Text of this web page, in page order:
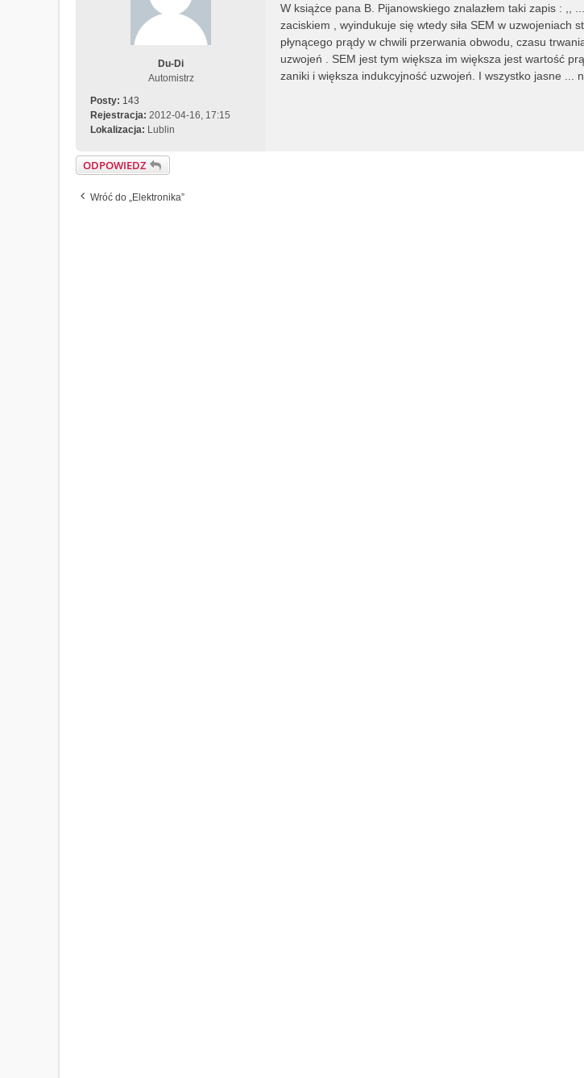
Du-Di
Automistrz
Posty: 143
Rejestracja: 2012-04-16, 17:15
Lokalizacja: Lublin
W książce pana B. Pijanowskiego znalazłem taki zapis : ,,
zaciskiem , wyindukuje się wtedy siła SEM w uzwojeniach
płynącego prądy w chwili przerwania obwodu, czasu
uzwojeń . SEM jest tym większa im większa jest wartość
zaniki i większa indukcyjność uzwojeń. I wszystko jasne ...
ODPOWIEDZ
Wróć do „Elektronika”